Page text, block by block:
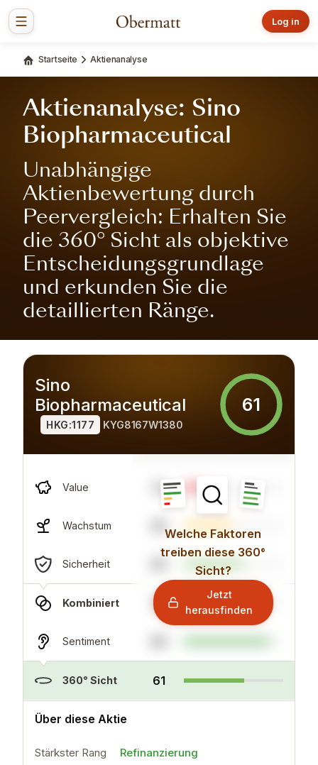
Log in
Startseite Aktienanalyse
Aktienanalyse: Sino
Biopharmaceutical
Unabhängige
Aktienbewertung durch
Peervergleich: Erhalten Sie
die 360° Sicht als objektive
Entscheidungsgrundlage
und erkunden Sie die
detaillierten Ränge.
Sino
Biopharmaceutical
HKG:1177 KYG8167W1380
61
Value 21
Wachstum 49
Sicherheit
Kombiniert 32
Sentiment
360° Sicht 61
Welche Faktoren
treiben diese 360°
Sicht?
Jetzt
herausfinden
Über diese Aktie
mehr
Stärkster Rang
Refinanzierung